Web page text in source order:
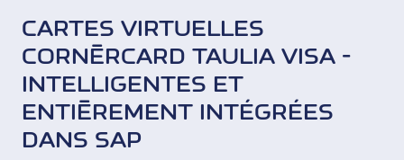
CARTES VIRTUELLES
CORNÈRCARD TAULIA VISA -
INTELLIGENTES ET
ENTIÈREMENT INTÉGRÉES
DANS SAP